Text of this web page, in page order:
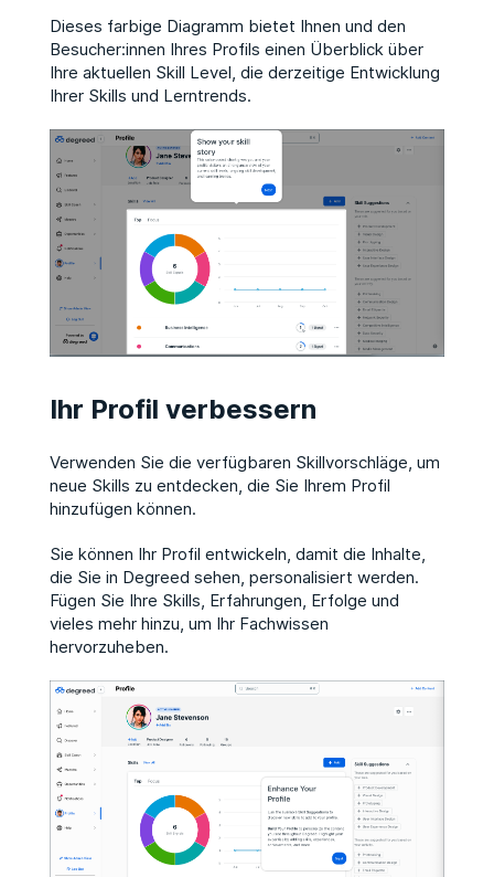
Dieses farbige Diagramm bietet Ihnen und den
Besucher:innen Ihres Profils einen Überblick über
Ihre aktuellen Skill Level, die derzeitige Entwicklung
Ihrer Skills und Lerntrends.
Ihr Profil verbessern
Verwenden Sie die verfügbaren Skillvorschläge, um
neue Skills zu entdecken, die Sie Ihrem Profil
hinzufügen können.
Sie können Ihr Profil entwickeln, damit die Inhalte,
die Sie in Degreed sehen, personalisiert werden.
Fügen Sie Ihre Skills, Erfahrungen, Erfolge und
vieles mehr hinzu, um Ihr Fachwissen
hervorzuheben.